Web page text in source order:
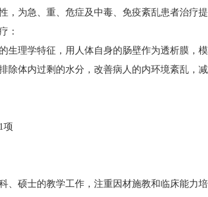
，为急、重、危症及中毒、免疫紊乱患者治疗
：
生理学特征，用人体自身的肠壁作为透析膜，
除体内过剩的水分，改善病人的内环境紊乱，
项
、硕士的教学工作，注重因材施教和临床能力培